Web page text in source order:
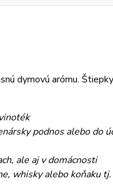
dymovú arómu.
podnos alebo do
ale aj v domácnosti
whisky alebo koňaku